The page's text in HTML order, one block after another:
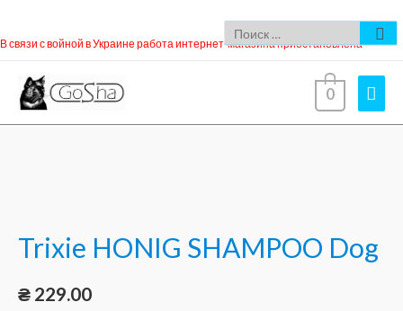
В связи с войной в Украине работа интернет-магазина приостановлена
0
Trixie HONIG SHAMPOO Dog
₴ 229.00